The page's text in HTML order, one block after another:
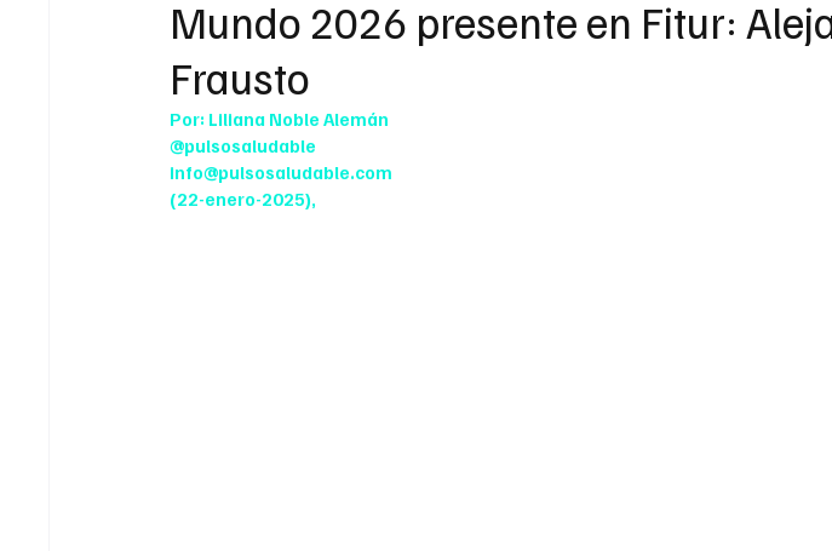
LA ENTREVISTA ANIMAL FITNESS ADOLESCENTES
INTERNACIONAL GENERAL INTERNACIONAL SALUD
Mundo 2026 presente en Fitur:
Frausto
Por: Liliana Noble Alemán
@pulsosaludable
info@pulsosaludable.com
(22-enero-2025),